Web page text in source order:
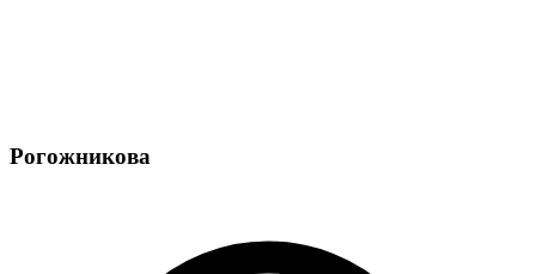
Рогожникова